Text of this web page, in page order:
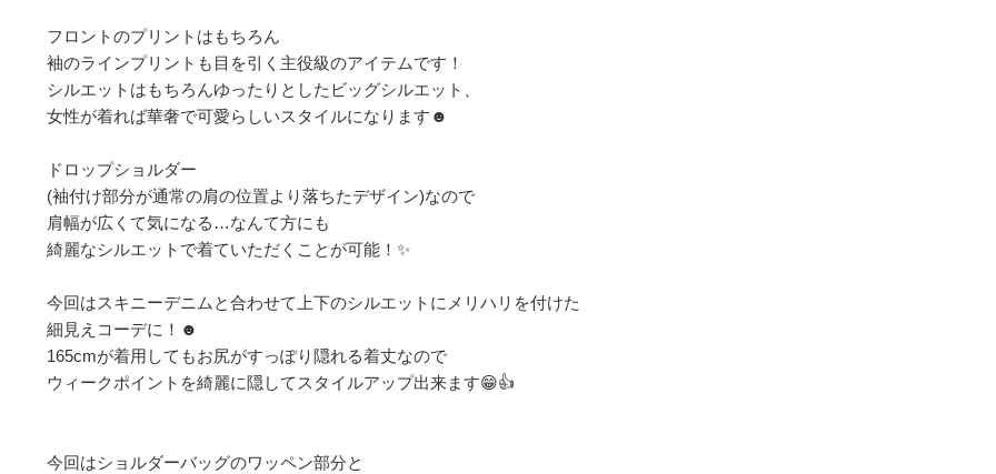
フロントのプリントはもちろん
袖のラインプリントも目を引く主役級のアイテムです！
シルエットはもちろんゆったりとしたビッグシルエット、
女性が着れば華奢で可愛らしいスタイルになります☻
ドロップショルダー
(袖付け部分が通常の肩の位置より落ちたデザイン)なので
肩幅が広くて気になる…なんて方にも
綺麗なシルエットで着ていただくことが可能！✨
今回はスキニーデニムと合わせて上下のシルエットにメリハリを付けた
細見えコーデに！☻
165cmが着用してもお尻がすっぽり隠れる着丈なので
ウィークポイントを綺麗に隠してスタイルアップ出来ます😁👍
今回はショルダーバッグのワッペン部分と